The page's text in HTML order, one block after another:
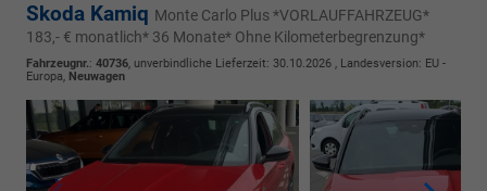
Skoda Kamiq Monte Carlo Plus *VORLAUFFAHRZEUG*
183,- € monatlich* 36 Monate* Ohne Kilometerbegrenzung*
Fahrzeugnr.: 40736, unverbindliche Lieferzeit: 30.10.2026 , Landesversion: EU -
Europa, Neuwagen